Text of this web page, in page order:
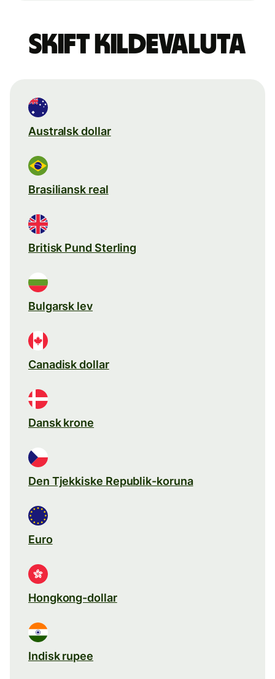
Skift kildevaluta
Australsk dollar
Brasiliansk real
Britisk Pund Sterling
Bulgarsk lev
Canadisk dollar
Dansk krone
Den Tjekkiske Republik-koruna
Euro
Hongkong-dollar
Indisk rupee